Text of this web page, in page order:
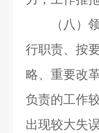
（八）领
行职责、按
略、重要改
负责的工作
出现较大失